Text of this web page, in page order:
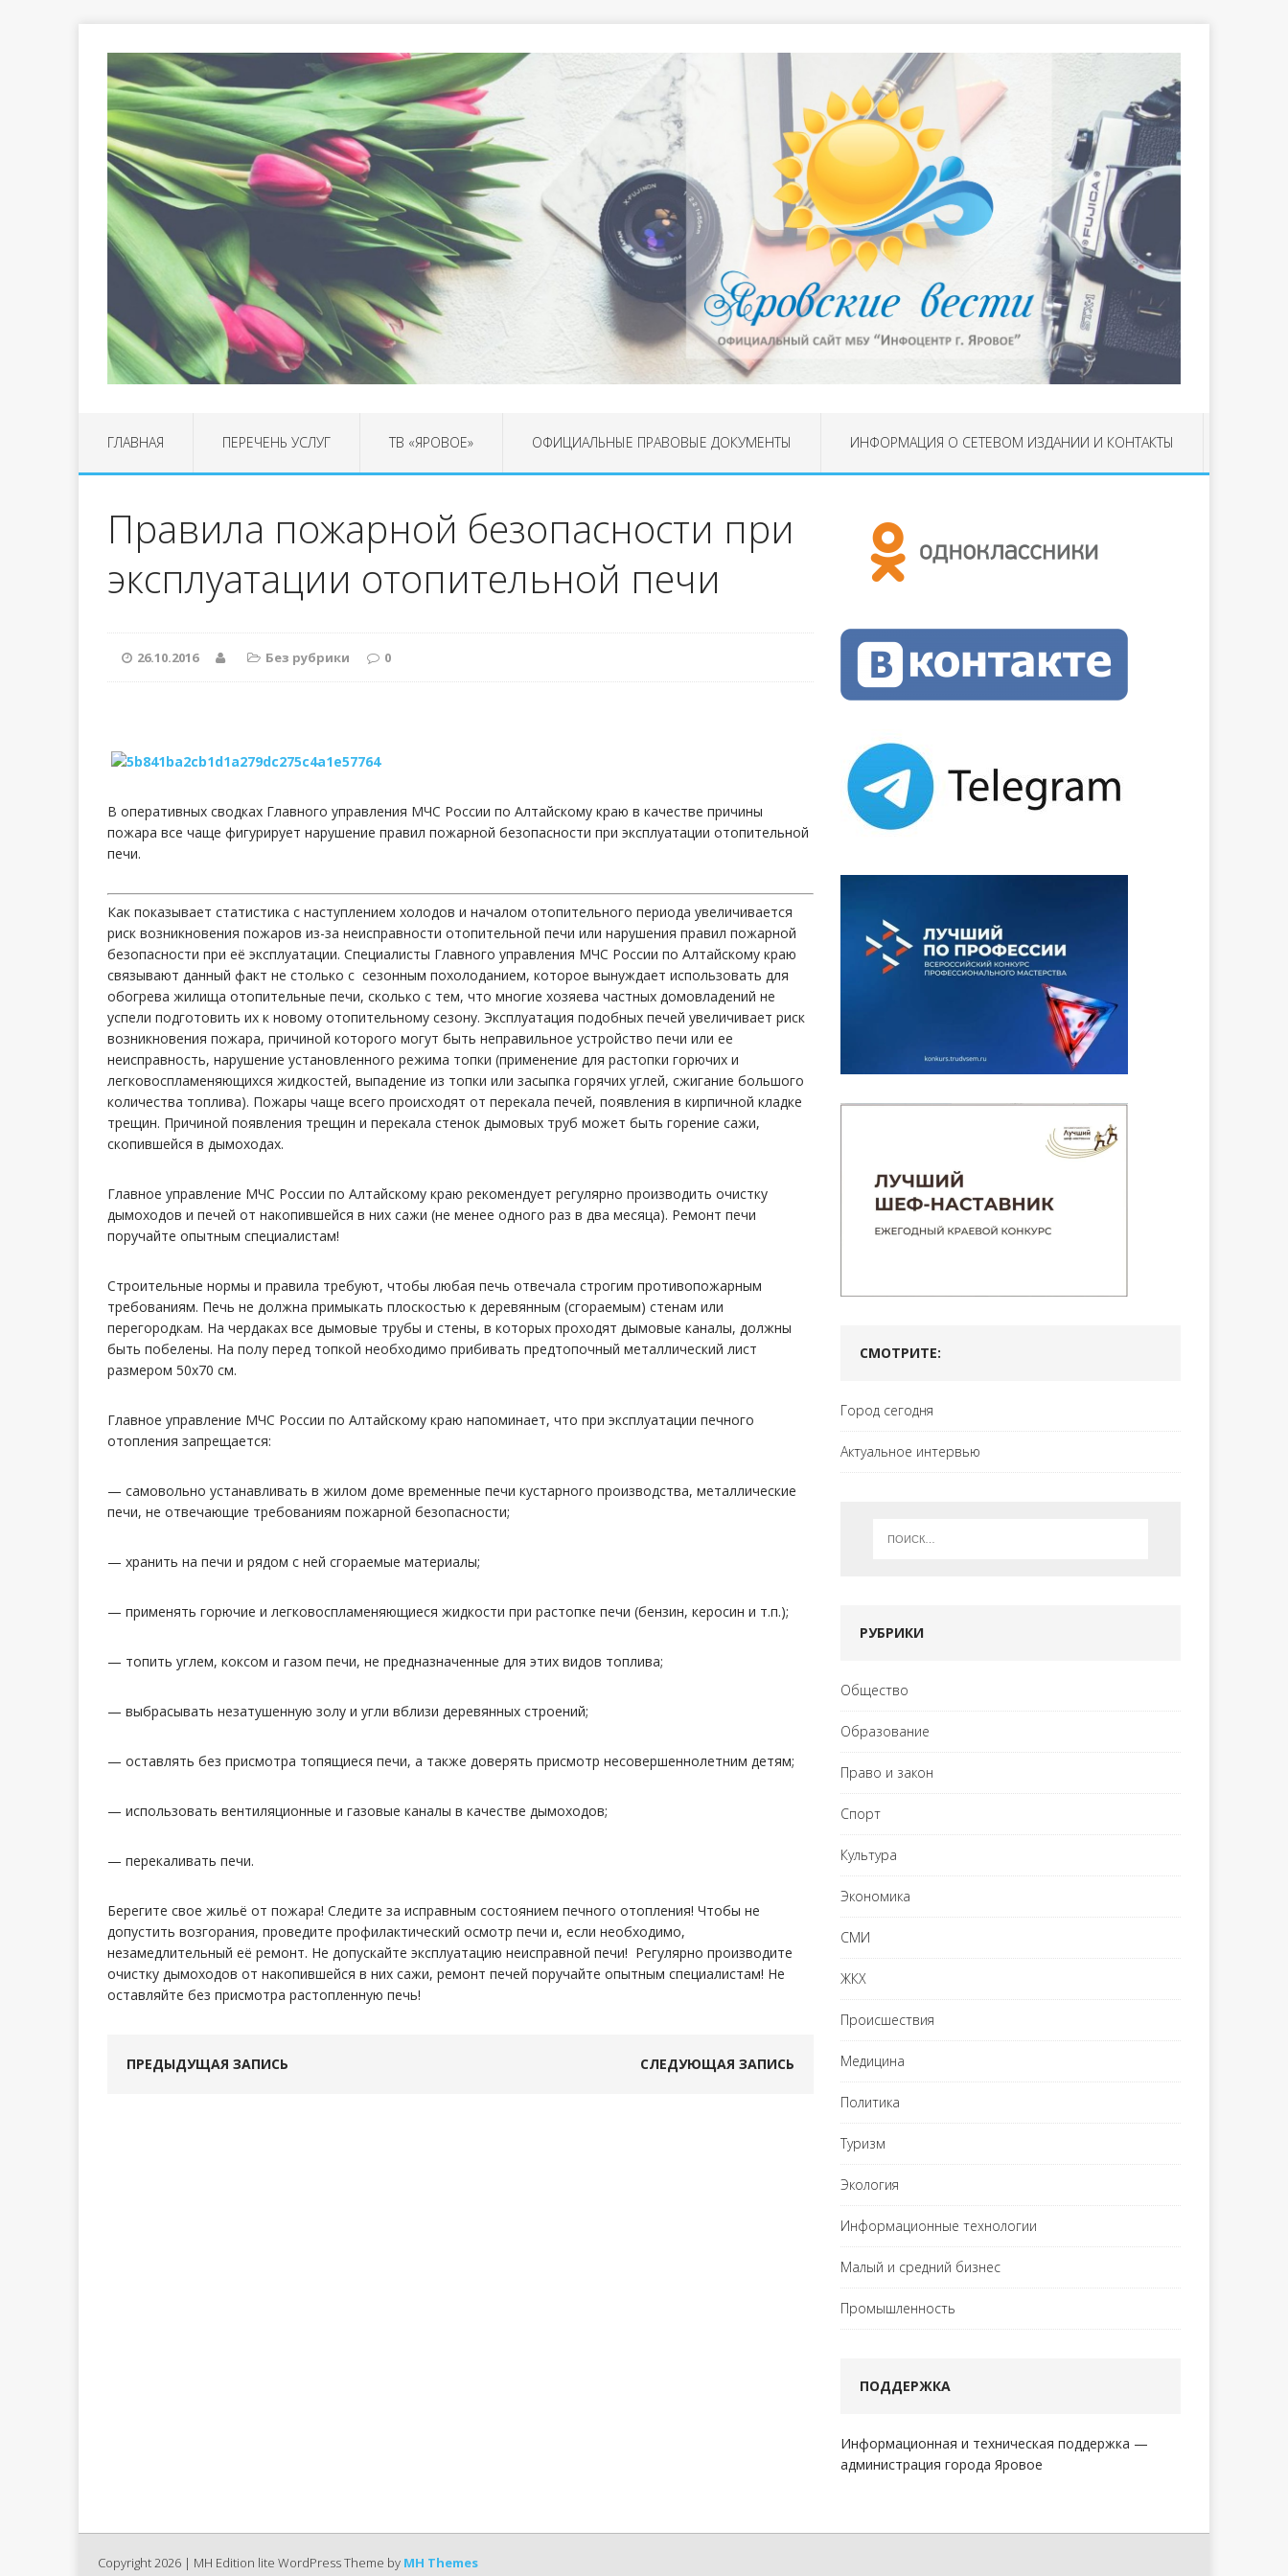
ГЛАВНАЯ ПЕРЕЧЕНЬ УСЛУГ ТВ «ЯРОВОЕ» ОФИЦИАЛЬНЫЕ ПРАВОВЫЕ ДОКУМЕНТЫ ИНФОРМАЦИЯ О СЕТЕВОМ ИЗДАНИИ И КОНТАКТЫ
Правила пожарной безопасности при
эксплуатации отопительной печи
26.10.2016 Без рубрики 0
В оперативных сводках Главного управления МЧС России по Алтайскому краю в качестве причины
пожара все чаще фигурирует нарушение правил пожарной безопасности при эксплуатации отопительной
печи.
Как показывает статистика с наступлением холодов и началом отопительного периода увеличивается
риск возникновения пожаров из-за неисправности отопительной печи или нарушения правил пожарной
безопасности при её эксплуатации. Специалисты Главного управления МЧС России по Алтайскому краю
связывают данный факт не столько с сезонным похолоданием, которое вынуждает использовать для
обогрева жилища отопительные печи, сколько с тем, что многие хозяева частных домовладений не
успели подготовить их к новому отопительному сезону. Эксплуатация подобных печей увеличивает риск
возникновения пожара, причиной которого могут быть неправильное устройство печи или ее
неисправность, нарушение установленного режима топки (применение для растопки горючих и
легковоспламеняющихся жидкостей, выпадение из топки или засыпка горячих углей, сжигание большого
количества топлива). Пожары чаще всего происходят от перекала печей, появления в кирпичной кладке
трещин. Причиной появления трещин и перекала стенок дымовых труб может быть горение сажи,
скопившейся в дымоходах.
Главное управление МЧС России по Алтайскому краю рекомендует регулярно производить очистку
дымоходов и печей от накопившейся в них сажи (не менее одного раз в два месяца). Ремонт печи
поручайте опытным специалистам!
Строительные нормы и правила требуют, чтобы любая печь отвечала строгим противопожарным
требованиям. Печь не должна примыкать плоскостью к деревянным (сгораемым) стенам или
перегородкам. На чердаках все дымовые трубы и стены, в которых проходят дымовые каналы, должны
быть побелены. На полу перед топкой необходимо прибивать предтопочный металлический лист
размером 50х70 см.
Главное управление МЧС России по Алтайскому краю напоминает, что при эксплуатации печного
отопления запрещается:
— самовольно устанавливать в жилом доме временные печи кустарного производства, металлические
печи, не отвечающие требованиям пожарной безопасности;
— хранить на печи и рядом с ней сгораемые материалы;
— применять горючие и легковоспламеняющиеся жидкости при растопке печи (бензин, керосин и т.п.);
— топить углем, коксом и газом печи, не предназначенные для этих видов топлива;
— выбрасывать незатушенную золу и угли вблизи деревянных строений;
— оставлять без присмотра топящиеся печи, а также доверять присмотр несовершеннолетним детям;
— использовать вентиляционные и газовые каналы в качестве дымоходов;
— перекаливать печи.
Берегите свое жильё от пожара! Следите за исправным состоянием печного отопления! Чтобы не
допустить возгорания, проведите профилактический осмотр печи и, если необходимо,
незамедлительный её ремонт. Не допускайте эксплуатацию неисправной печи! Регулярно производите
очистку дымоходов от накопившейся в них сажи, ремонт печей поручайте опытным специалистам! Не
оставляйте без присмотра растопленную печь!
ПРЕДЫДУЩАЯ ЗАПИСЬ СЛЕДУЮЩАЯ ЗАПИСЬ
СМОТРИТЕ:
Город сегодня
Актуальное интервью
РУБРИКИ
Общество
Образование
Право и закон
Спорт
Культура
Экономика
СМИ
ЖКХ
Происшествия
Медицина
Политика
Туризм
Экология
Информационные технологии
Малый и средний бизнес
Промышленность
ПОДДЕРЖКА
Информационная и техническая поддержка —
администрация города Яровое
Copyright 2026 | MH Edition lite WordPress Theme by MH Themes